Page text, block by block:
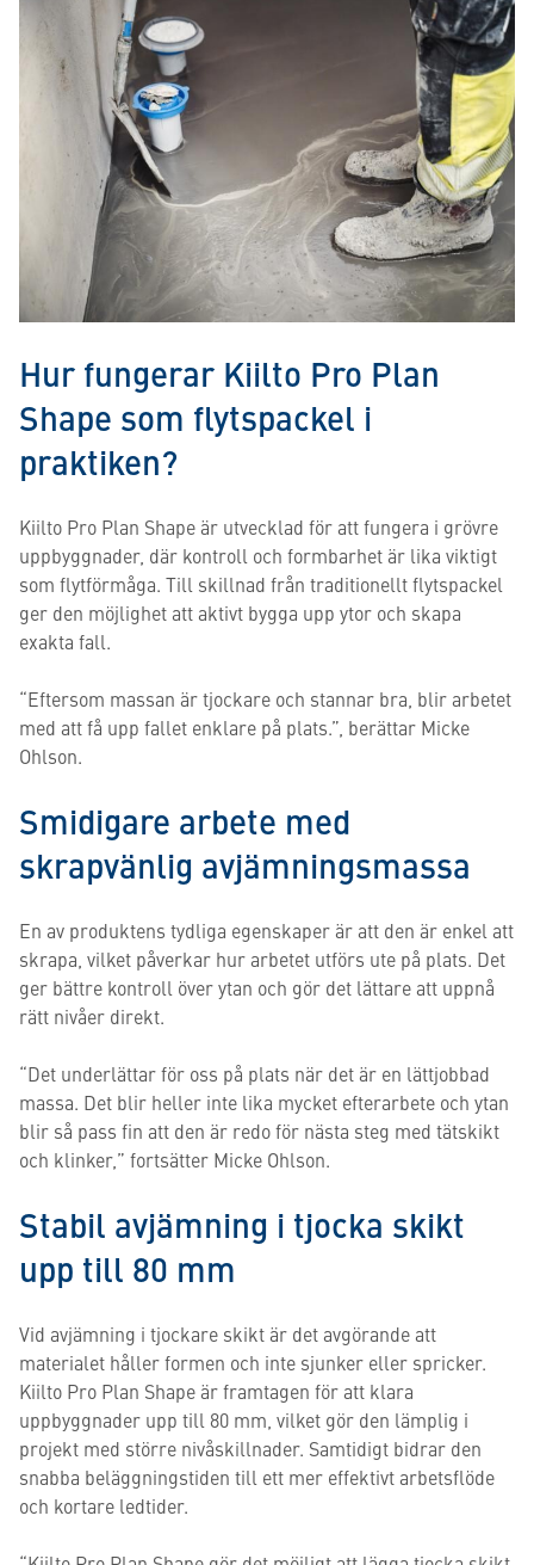
Hur fungerar Kiilto Pro Plan
Shape som flytspackel i
praktiken?
Kiilto Pro Plan Shape är utvecklad för att fungera i grövre
uppbyggnader, där kontroll och formbarhet är lika viktigt
som flytförmåga. Till skillnad från traditionellt flytspackel
ger den möjlighet att aktivt bygga upp ytor och skapa
exakta fall.
“Eftersom massan är tjockare och stannar bra, blir arbetet
med att få upp fallet enklare på plats.”, berättar Micke
Ohlson.
Smidigare arbete med
skrapvänlig avjämningsmassa
En av produktens tydliga egenskaper är att den är enkel att
skrapa, vilket påverkar hur arbetet utförs ute på plats. Det
ger bättre kontroll över ytan och gör det lättare att uppnå
rätt nivåer direkt.
“Det underlättar för oss på plats när det är en lättjobbad
massa. Det blir heller inte lika mycket efterarbete och ytan
blir så pass fin att den är redo för nästa steg med tätskikt
och klinker,” fortsätter Micke Ohlson.
Stabil avjämning i tjocka skikt
upp till 80 mm
Vid avjämning i tjockare skikt är det avgörande att
materialet håller formen och inte sjunker eller spricker.
Kiilto Pro Plan Shape är framtagen för att klara
uppbyggnader upp till 80 mm, vilket gör den lämplig i
projekt med större nivåskillnader. Samtidigt bidrar den
snabba beläggningstiden till ett mer effektivt arbetsflöde
och kortare ledtider.